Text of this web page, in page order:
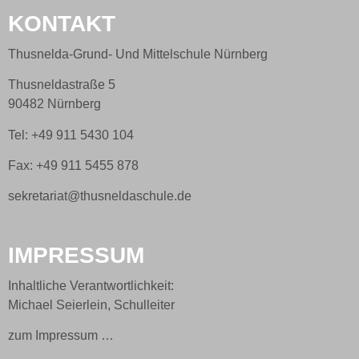
KONTAKT
Thusnelda-Grund- Und Mittelschule Nürnberg
Thusneldastraße 5
90482 Nürnberg
Tel: +49 911 5430 104
Fax: +49 911 5455 878
sekretariat@thusneldaschule.de
IMPRESSUM
Inhaltliche Verantwortlichkeit:
Michael Seierlein, Schulleiter
zum Impressum …